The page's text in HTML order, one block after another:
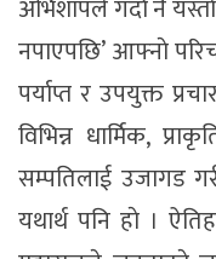
अभिशापले गर्दा नै
नपाएपछि’ आफ्नाे
पर्याप्त र उपयुक्त
विभिन्न धार्मिक,
सम्पतिलाई उजागड
यथार्थ पनि हाे ।